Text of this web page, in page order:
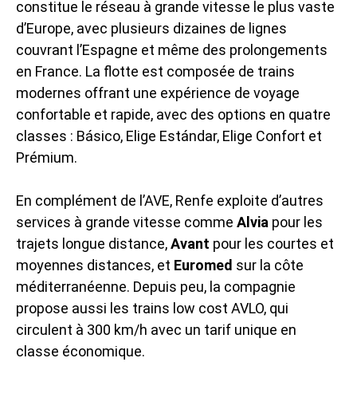
constitue le réseau à grande vitesse le plus vaste
d’Europe, avec plusieurs dizaines de lignes
couvrant l’Espagne et même des prolongements
en France. La flotte est composée de trains
modernes offrant une expérience de voyage
confortable et rapide, avec des options en quatre
classes : Básico, Elige Estándar, Elige Confort et
Prémium.
En complément de l’AVE, Renfe exploite d’autres
services à grande vitesse comme Alvia pour les
trajets longue distance,Avant pour les courtes et
moyennes distances, et Euromed sur la côte
méditerranéenne. Depuis peu, la compagnie
propose aussi les trains low cost AVLO, qui
circulent à 300 km/h avec un tarif unique en
classe économique.